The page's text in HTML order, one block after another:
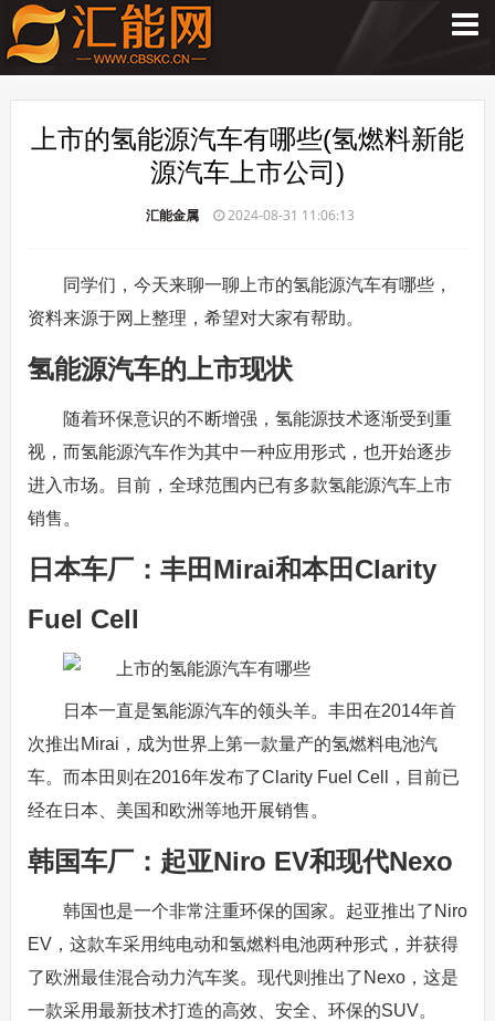
上市的氢能源汽车有哪些(氢燃料新能
源汽车上市公司)
汇能金属 2024-08-31 11:06:13
同学们，今天来聊一聊上市的氢能源汽车有哪些，
资料来源于网上整理，希望对大家有帮助。
氢能源汽车的上市现状
随着环保意识的不断增强，氢能源技术逐渐受到重
视，而氢能源汽车作为其中一种应用形式，也开始逐步
进入市场。目前，全球范围内已有多款氢能源汽车上市
销售。
日本车厂：丰田Mirai和本田Clarity
Fuel Cell
日本一直是氢能源汽车的领头羊。丰田在2014年首
次推出Mirai，成为世界上第一款量产的氢燃料电池汽
车。而本田则在2016年发布了Clarity Fuel Cell，目前已
经在日本、美国和欧洲等地开展销售。
韩国车厂：起亚Niro EV和现代Nexo
韩国也是一个非常注重环保的国家。起亚推出了Niro
EV，这款车采用纯电动和氢燃料电池两种形式，并获得
了欧洲最佳混合动力汽车奖。现代则推出了Nexo，这是
一款采用最新技术打造的高效、安全、环保的SUV。